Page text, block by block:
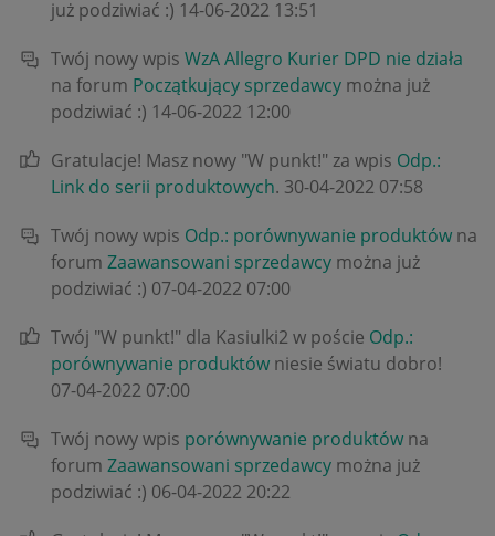
już podziwiać :) ‎14-06-2022 13:51
Twój nowy wpis WzA Allegro Kurier DPD nie działa
na forum Początkujący sprzedawcy można już
podziwiać :) ‎14-06-2022 12:00
Gratulacje! Masz nowy "W punkt!" za wpis Odp.:
Link do serii produktowych. ‎30-04-2022 07:58
Twój nowy wpis Odp.: porównywanie produktów na
forum Zaawansowani sprzedawcy można już
podziwiać :) ‎07-04-2022 07:00
Twój "W punkt!" dla Kasiulki2 w poście Odp.:
porównywanie produktów niesie światu dobro!
‎07-04-2022 07:00
Twój nowy wpis porównywanie produktów na
forum Zaawansowani sprzedawcy można już
podziwiać :) ‎06-04-2022 20:22